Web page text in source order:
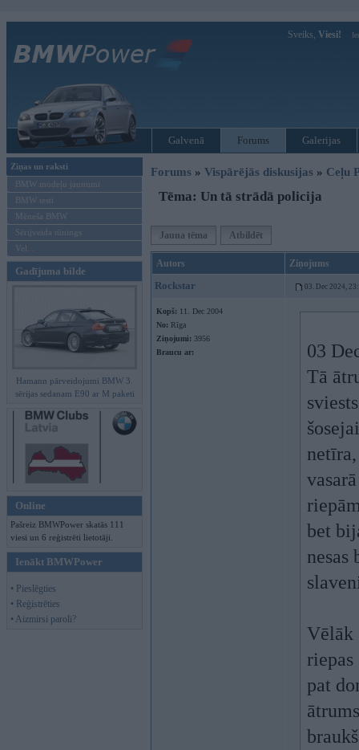
Sveiks, Viesi!
Galvenā Forums Galerijas
Ziņas un raksti
BMW modeļu jaunumi
BMW testi
Mēneša BMW
Sērijveida tūnings
Vel...
Gadījuma bilde
Hamann pārveidojumi BMW 3.
sērijas sedanam E90 ar M paketi
Online
Pašreiz BMWPower skatās 111
viesi un 6 reģistrēti lietotāji.
Ienākt BMWPower
• Pieslēgties
• Reģistrēties
• Aizmirsi paroli?
Forums » Vispārējās diskusijas » Ceļu
Tēma: Un tā strādā policija
Jauna tēma Atbildēt
Autors Ziņojums
Rockstar 03. Dec 2024,
Kopš: 11. Dec 2004
No: Rīga
Ziņojumi: 3956
Braucu ar:
03
Tā
bet
nesas
Vēlāk
pat